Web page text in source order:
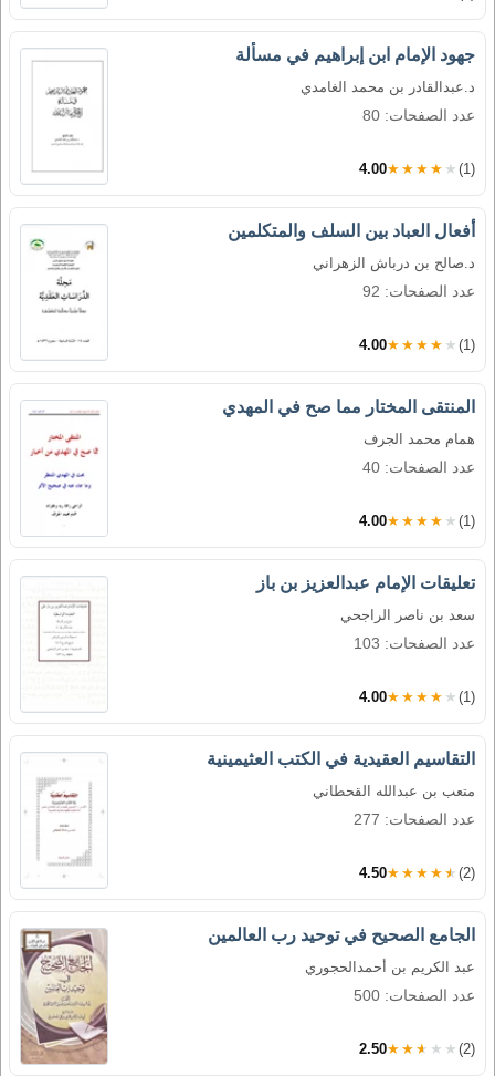
جهود الإمام ابن إبراهيم في مسألة
د.عبدالقادر بن محمد الغامدي
عدد الصفحات: 80
4.00★★★★★ (1)
أفعال العباد بين السلف والمتكلمين
د.صالح بن درباش الزهراني
عدد الصفحات: 92
4.00★★★★★ (1)
المنتقى المختار مما صح في المهدي
همام محمد الجرف
عدد الصفحات: 40
4.00★★★★★ (1)
تعليقات الإمام عبدالعزيز بن باز
سعد بن ناصر الراجحي
عدد الصفحات: 103
4.00★★★★★ (1)
التقاسيم العقيدية في الكتب العثيمينية
متعب بن عبدالله القحطاني
عدد الصفحات: 277
4.50★★★★★ (2)
الجامع الصحيح في توحيد رب العالمين
عبد الكريم بن أحمدالحجوري
عدد الصفحات: 500
2.50★★★★★ (2)